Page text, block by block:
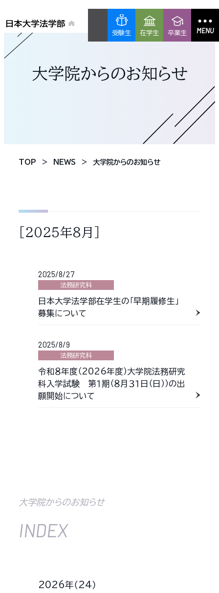
受験生 在学生 卒業生 MENU
大学院からのお知らせ
TOP NEWS 大学院からのお知らせ
［2025年8月］
2025/8/27
法務研究科
日本大学法学部在学生の「早期履修生」
募集について
2025/8/9
法務研究科
令和８年度（2026年度）大学院法務研究
科入学試験 第１期（８月３１日（日））の出
願開始について
大学院からのお知らせ
INDEX
2026年（24）